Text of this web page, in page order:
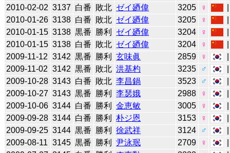
2010-02-02 3137 白番 敗北 ゼイ廼偉 3205 ♀
2010-01-26 3138 白番 敗北 ゼイ廼偉 3205 ♀
2010-01-15 3138 黒番 勝利 ゼイ廼偉 3204 ♀
2010-01-15 3138 白番 敗北 ゼイ廼偉 3204 ♀
2009-11-12 3142 黒番 勝利 玄味眞 2859 ♀
2009-11-02 3142 黒番 敗北 洪基杓 3235 ♂
2009-10-28 3143 白番 敗北 李昌鍋 3523 ♂
2009-10-27 3143 黒番 勝利 李瑟娥 2988 ♀
2009-10-06 3144 白番 勝利 金恵敏 3005 ♀
2009-09-28 3144 白番 勝利 朴ジ恩 3153 ♀
2009-09-25 3144 黒番 勝利 徐武祥 3124 ♂
2009-08-11 3145 黒番 勝利 尹泳珉 2709 ♀